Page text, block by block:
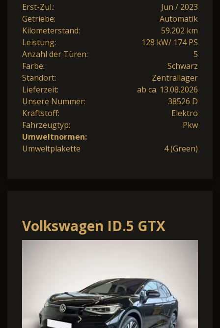
Erst-Zul.:
Jun / 2023
Getriebe:
Automatik
Kilometerstand:
59.202 km
Leistung:
128 kW/ 174 PS
Anzahl der Türen:
5
Farbe:
Schwarz
Standort:
Zentrallager
Lieferzeit:
ab ca. 13.08.2026
Unsere Nummer:
38526 D
Kraftstoff:
Elektro
Fahrzeugtyp:
Pkw
Umweltnormen:
Umweltplakette
4 (Green)
Volkswagen ID.5 GTX
4MOTION 250 kW (340